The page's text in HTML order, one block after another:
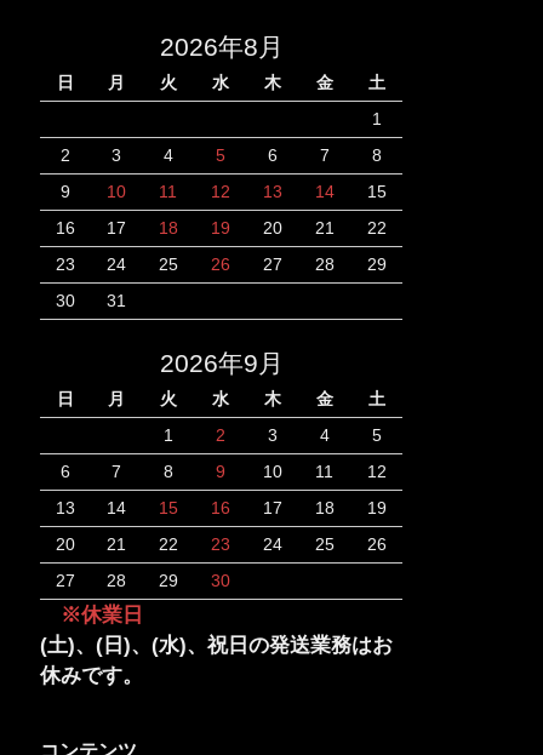
2026年8月
日 月 火 水 木 金
土
1
2
3 4 5 6 7
8
9
10 11 12 13 14
15
16
17 18 19 20 21
22
23
24 25 26 27 28
29
30
31
2026年9月
日 月 火 水 木 金
土
1
2 3 4
5
6
7 8 9 10 11
12
13
14 15 16 17 18
19
20
21 22 23 24 25
26
27
28 29 30
※休業日
(土)、(日)、(水)、祝日の発送業務はお
休みです。